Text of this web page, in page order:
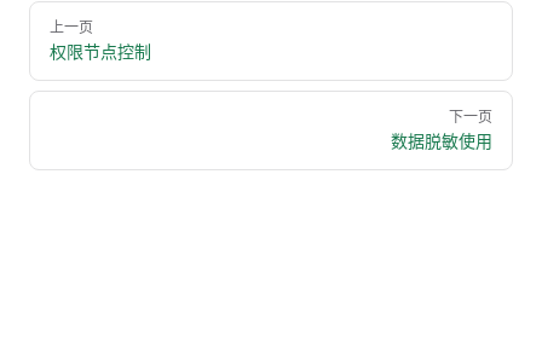
Pager
上一页
权限节点控制
下一页
数据脱敏使用